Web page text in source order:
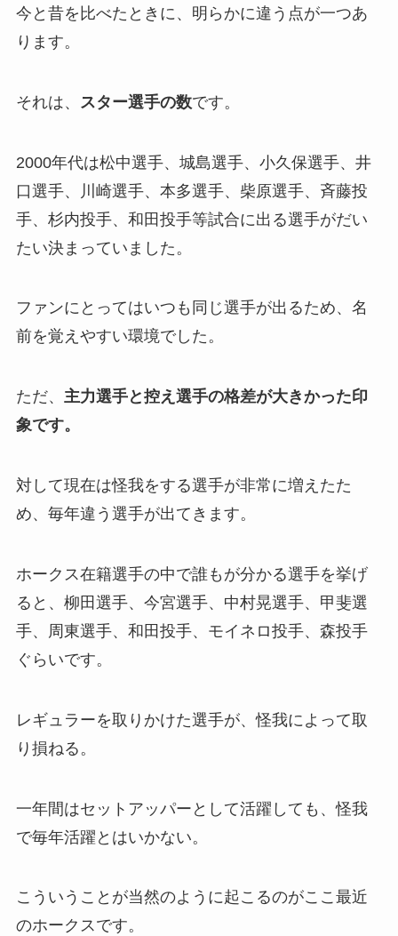
今と昔を比べたときに、明らかに違う点が一つあ
ります。
それは、 スター選手の数です。
2000年代は松中選手、城島選手、小久保選手、井
口選手、川崎選手、本多選手、柴原選手、斉藤投
手、杉内投手、和田投手等試合に出る選手がだい
たい決まっていました。
ファンにとってはいつも同じ選手が出るため、名
前を覚えやすい環境でした。
ただ、 主力選手と控え選手の格差が大きかった印
象です。
対して現在は怪我をする選手が非常に増えたた
め、毎年違う選手が出てきます。
ホークス在籍選手の中で誰もが分かる選手を挙げ
ると、柳田選手、今宮選手、中村晃選手、甲斐選
手、周東選手、和田投手、モイネロ投手、森投手
ぐらいです。
レギュラーを取りかけた選手が、怪我によって取
り損ねる。
一年間はセットアッパーとして活躍しても、怪我
で毎年活躍とはいかない。
こういうことが当然のように起こるのがここ最近
のホークスです。